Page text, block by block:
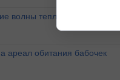
волны тепла
ареал обитания бабочек